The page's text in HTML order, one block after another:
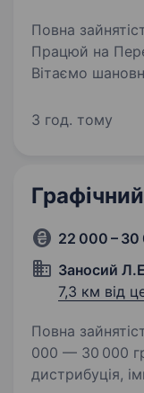
Повна
Працюй на
Вітаємо
Компанія
3 год. тому
22 000 – 30
Заносий
7,3 км від
Повна
000 — 30 000
дистрибуція,